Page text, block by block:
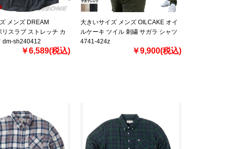
メンズ DREAM
リスラブ ストレッチ カ
dm-sh240412
￥6,589(税込)
大きいサイズ メンズ OILCAKE オイ
ルケーキ ツイル 刺繍 サガラ シャツ
4741-424z
￥9,900(税込)